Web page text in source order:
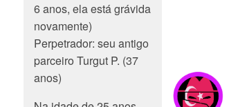
6 anos, ela está grávida
novamente)
Perpetrador: seu antigo
parceiro Turgut P. (37
anos)